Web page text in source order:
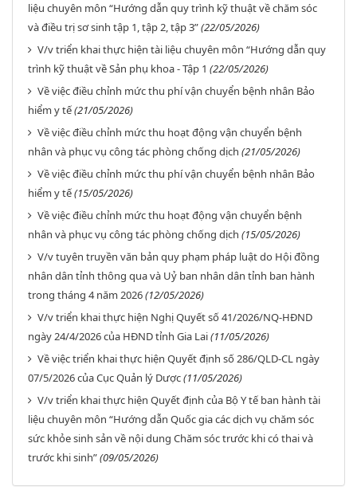
liệu chuyên môn “Hướng dẫn quy trình kỹ thuật về chăm sóc
và điều trị sơ sinh tập 1, tập 2, tập 3”(22/05/2026)
V/v triển khai thực hiện tài liệu chuyên môn “Hướng dẫn quy
trình kỹ thuật về Sản phụ khoa - Tập 1 (22/05/2026)
Về việc điều chỉnh mức thu phí vận chuyển bệnh nhân Bảo
hiểm y tế(21/05/2026)
Về việc điều chỉnh mức thu hoạt động vận chuyển bệnh
nhân và phục vụ công tác phòng chống dịch (21/05/2026)
Về việc điều chỉnh mức thu phí vận chuyển bệnh nhân Bảo
hiểm y tế(15/05/2026)
Về việc điều chỉnh mức thu hoạt động vận chuyển bệnh
nhân và phục vụ công tác phòng chống dịch (15/05/2026)
V/v tuyên truyền văn bản quy phạm pháp luật do Hội đồng
nhân dân tỉnh thông qua và Uỷ ban nhân dân tỉnh ban hành
trong tháng 4 năm 2026(12/05/2026)
V/v triển khai thực hiện Nghị Quyết số 41/2026/NQ-HĐND
ngày 24/4/2026 của HĐND tỉnh Gia Lai(11/05/2026)
Về việc triển khai thực hiện Quyết định số 286/QLD-CL ngày
07/5/2026 của Cục Quản lý Dược(11/05/2026)
V/v triển khai thực hiện Quyết định của Bộ Y tế ban hành tài
liệu chuyên môn “Hướng dẫn Quốc gia các dịch vụ chăm sóc
sức khỏe sinh sản về nội dung Chăm sóc trước khi có thai và
trước khi sinh”(09/05/2026)